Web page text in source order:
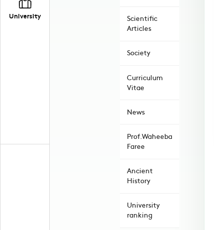
University
Scientific
Articles
Society
Curriculum
Vitae
News
Prof.Waheeba
Faree
Ancient
History
University
ranking